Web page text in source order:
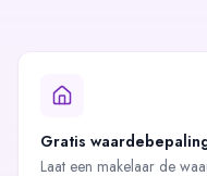
Gratis
Laat een makelaar de